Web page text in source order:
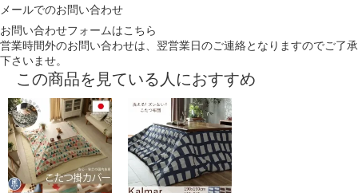
メールでのお問い合わせ
お問い合わせフォームはこちら
営業時間外のお問い合わせは、翌営業日のご連絡となりますのでご了承
下さいませ。
この商品を見ている人におすすめ